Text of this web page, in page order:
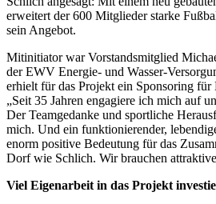
erweitert der 600 Mitglieder starke
sein Angebot.
Mitinitiator war Vorstandsmitglied
der EWV Energie- und Wasser-
erhielt für das Projekt ein Sponsoring
„Seit 35 Jahren engagiere ich mich auf
Der Teamgedanke und sportliche
mich. Und ein funktionierender,
enorm positive Bedeutung für das
Dorf wie Schlich. Wir brauchen
Viel Eigenarbeit in das Projekt